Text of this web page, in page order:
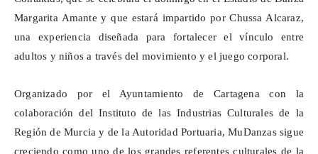
Margarita Amante y que estará impartido porChussa Alcaraz,
una experiencia diseñada para fortalecer el vínculo entre
adultos y niños a través del movimiento y el juego corporal.
Organizado por el Ayuntamiento de Cartagena con la
colaboración del Instituto de las Industrias Culturales de la
Región de Murcia y de la Autoridad Portuaria,MuDanzassigue
creciendo como uno de los grandes referentes culturales de la